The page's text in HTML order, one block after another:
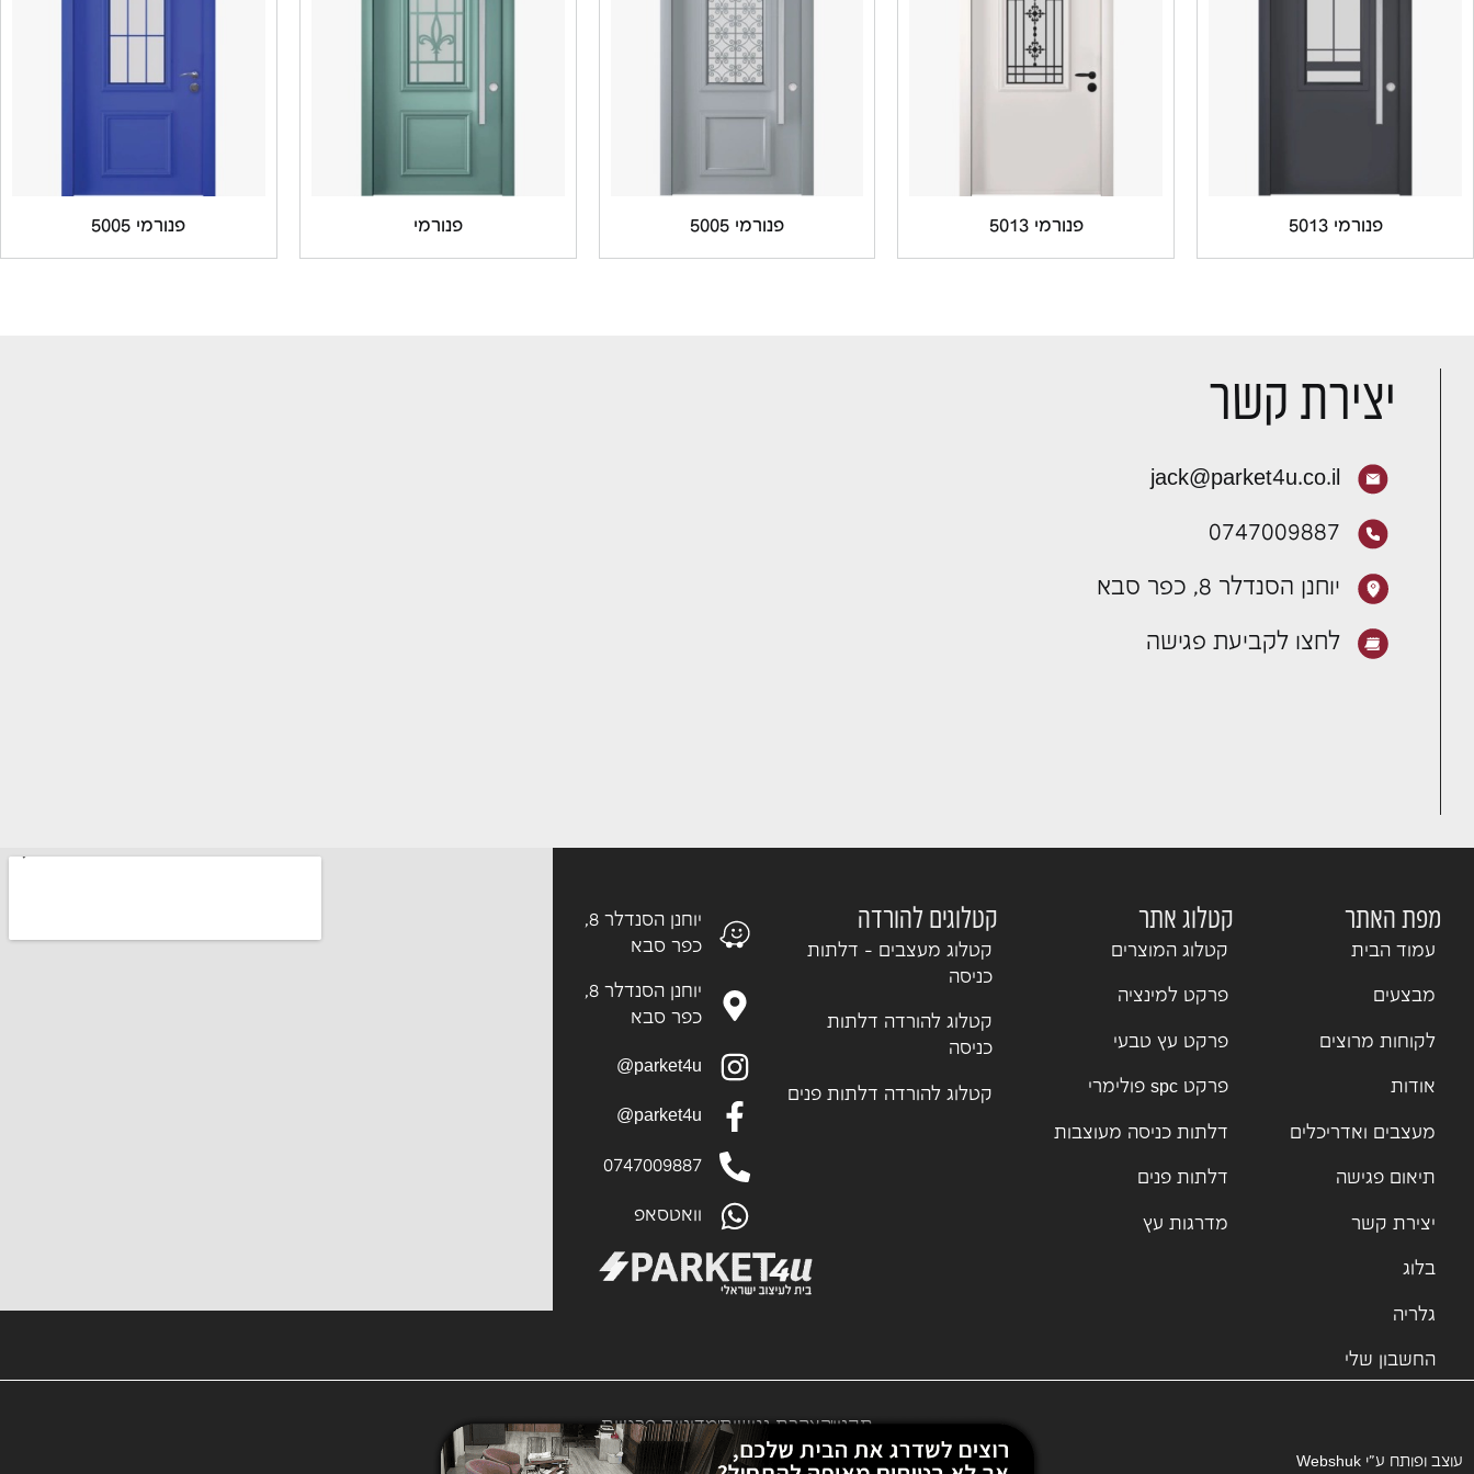
פנורמי 5013 פנורמי 5013 פנורמי 5005 פנורמי פנורמי 5005
יצירת קשר
jack@parket4u.co.il
0747009887
יוחנן הסנדלר 8, כפר סבא
לחצו לקביעת פגישה
מפת האתר
עמוד הבית
מבצעים
לקוחות מרוצים
אודות
מעצבים ואדריכלים
תיאום פגישה
יצירת קשר
בלוג
גלריה
החשבון שלי
קטלוג אתר
קטלוג המוצרים
פרקט למינציה
פרקט עץ טבעי
פרקט spc פולימרי
דלתות כניסה מעוצבות
דלתות פנים
מדרגות עץ
קטלוגים להורדה
קטלוג מעצבים - דלתות
כניסה
קטלוג להורדה דלתות
כניסה
קטלוג להורדה דלתות פנים
יוחנן הסנדלר 8,
כפר סבא
יוחנן הסנדלר 8,
כפר סבא
parket4u@
parket4u@
0747009887
וואטסאפ
תקנוןהצהרת נגישותמדיניות פרטיות
עוצב ופותח ע”י Webshuk